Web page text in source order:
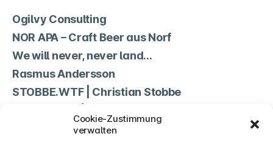
Cookie-Zustimmung
verwalten
Ogilvy Consulting
NOR APA – Craft Beer aus Norf
We will never, never land…
Rasmus Andersson
STOBBE.WTF | Christian Stobbe